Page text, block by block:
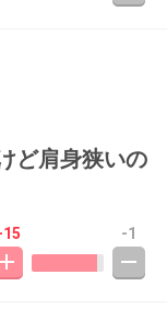
ど肩身狭いの
-1